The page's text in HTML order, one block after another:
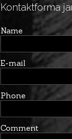
Kontaktforma
Name
E-mail
Phone
Comment